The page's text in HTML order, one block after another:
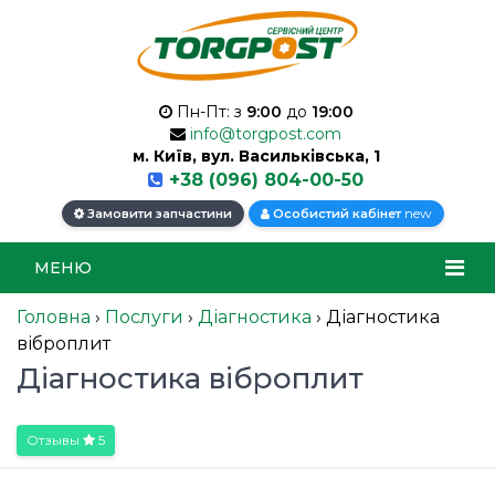
Пн-Пт: з 9:00 до 19:00
info@torgpost.com
м. Київ, вул. Васильківська, 1
+38 (096) 804-00-50
Замовити запчастини Особистий кабінет new
МЕНЮ
Головна › Послуги › Діагностика › Діагностика
віброплит
Діагностика віброплит
Отзывы 5